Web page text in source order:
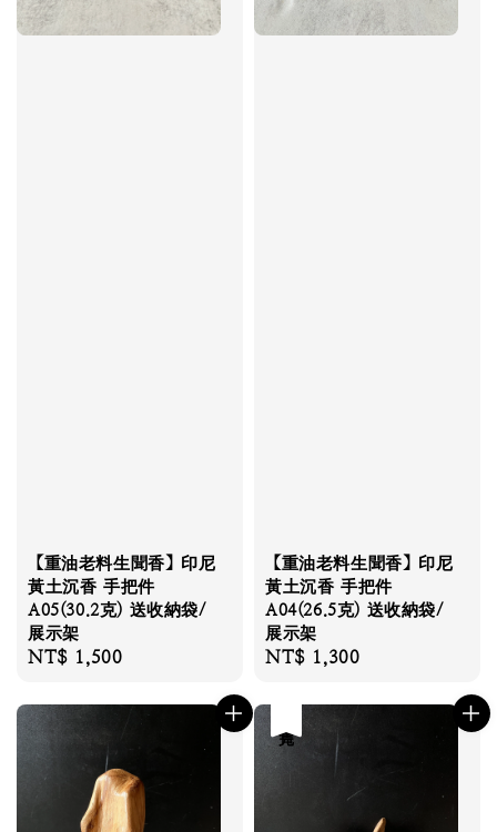
【重油老料生聞香】印尼
黃土沉香 手把件
A05(30.2克) 送收納袋/
展示架
Regular
NT$ 1,500
【重油老料生聞香】印尼
黃土沉香 手把件
A04(26.5克) 送收納袋/
展示架
Regular
NT$ 1,300